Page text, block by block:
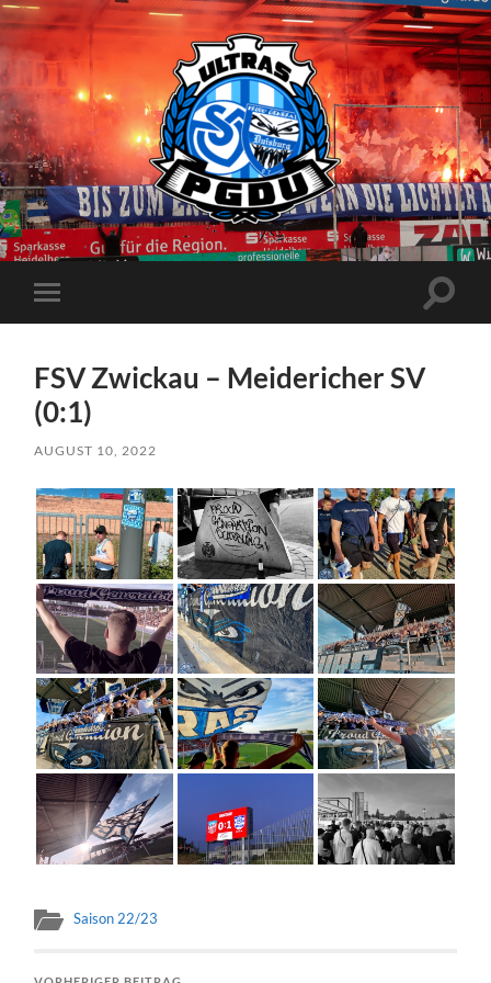
Proud
Generation
Duisburg
Mobile-
Menü
FSV Zwickau – Meidericher SV
(0:1)
AUGUST 10, 2022
Saison 22/23